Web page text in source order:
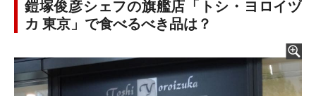
鎧塚俊彦シェフの旗艦店「トシ・ヨロイヅ
カ 東京」で食べるべき品は？